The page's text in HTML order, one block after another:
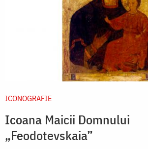
ICONOGRAFIE
Icoana Maicii Domnului
„Feodotevskaia”